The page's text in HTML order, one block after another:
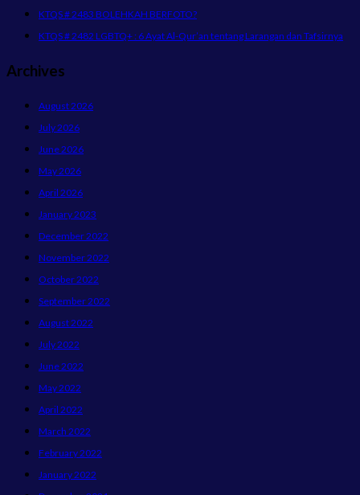
KTQS # 2483 BOLEHKAH BERFOTO?
KTQS # 2482 LGBTQ+ : 6 Ayat Al-Qur’an tentang Larangan dan Tafsirnya
Archives
August 2026
July 2026
June 2026
May 2026
April 2026
January 2023
December 2022
November 2022
October 2022
September 2022
August 2022
July 2022
June 2022
May 2022
April 2022
March 2022
February 2022
January 2022